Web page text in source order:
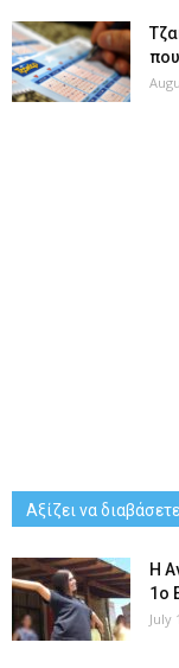
Αξίζει να διαβάσετε
Η
1ο
July